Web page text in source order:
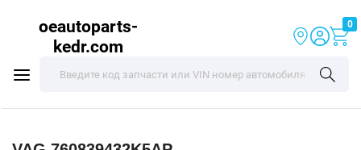
oeautoparts-
kedr.com
0